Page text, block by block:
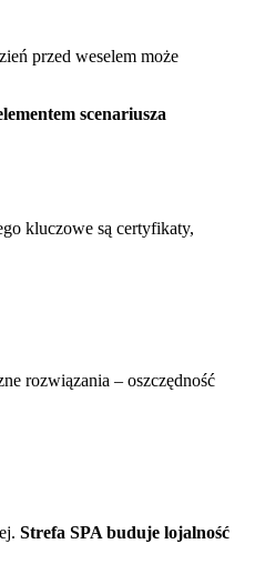
przed weselem może
scenariusza
kluczowe są certyfikaty,
rozwiązania – oszczędność
Strefa SPA buduje lojalność